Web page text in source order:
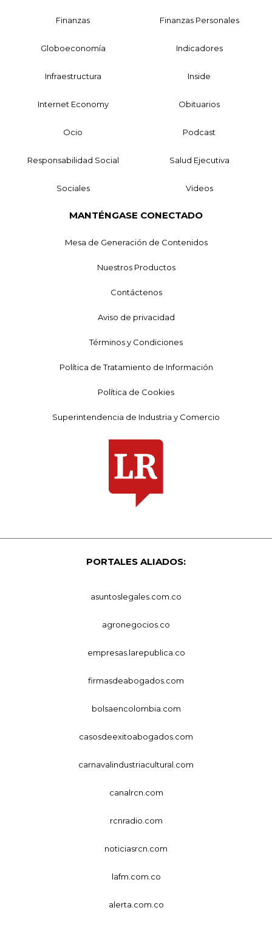
Finanzas Finanzas Personales
Globoeconomía Indicadores
Infraestructura Inside
Internet Economy Obituarios
Ocio Podcast
Responsabilidad Social Salud Ejecutiva
Sociales Videos
MANTÉNGASE CONECTADO
Mesa de Generación de Contenidos
Nuestros Productos
Contáctenos
Aviso de privacidad
Términos y Condiciones
Política de Tratamiento de Información
Política de Cookies
Superintendencia de Industria y Comercio
PORTALES ALIADOS:
asuntoslegales.com.co
agronegocios.co
empresas.larepublica.co
firmasdeabogados.com
bolsaencolombia.com
casosdeexitoabogados.com
carnavalindustriacultural.com
canalrcn.com
rcnradio.com
noticiasrcn.com
lafm.com.co
alerta.com.co